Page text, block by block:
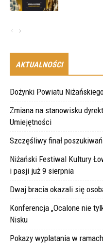
AKTUALNOŚCI
Dożynki Powiatu
Zmiana na stanowisku
Umiejętności
Szczęśliwy finał
Niżański Festiwal Kultury
i pasji już 9 sierpnia
Dwaj bracia okazali się
Konferencja „Ocalone nie
Nisku
Pokazy wyplatania w